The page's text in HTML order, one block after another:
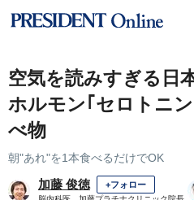
空気を読みすぎる日
ホルモン｢セロトニ
べ物
朝"あれ"を1本食べるだけでOK
加藤 俊徳 +フォロー